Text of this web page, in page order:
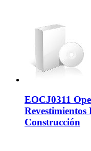
EOCJ0311
Revestimientos
Construcción